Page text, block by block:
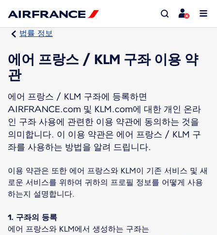
법률 정보
에어 프랑스 / KLM 구좌 이용 약
관
에어 프랑스 / KLM 구좌에 등록하면
AIRFRANCE.com 및 KLM.com에 대한 개인 온라
인 구좌 사용에 관련한 이용 약관에 동의하는 것을
의미합니다. 이 이용 약관은 에어 프랑스 / KLM 구
좌를 사용하는 방법을 알려 드립니다.
이용 약관은 또한 에어 프랑스와 KLM이 기존 서비스 및 새
로운 서비스를 위하여 귀하의 프로필 정보를 어떻게 사용
1. 구좌의 등록
에어 프랑스와 KLM에서 생성하는 구좌는